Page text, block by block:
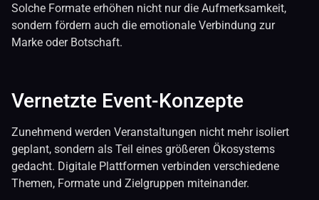
Solche Formate erhöhen nicht nur die Aufmerksamkeit,
sondern fördern auch die emotionale Verbindung zur
Marke oder Botschaft.
Vernetzte Event-Konzepte
Zunehmend werden Veranstaltungen nicht mehr isoliert
geplant, sondern als Teil eines größeren Ökosystems
gedacht. Digitale Plattformen verbinden verschiedene
Themen, Formate und Zielgruppen miteinander.